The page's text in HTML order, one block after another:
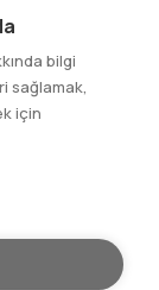
bilgi
sağlamak,
için